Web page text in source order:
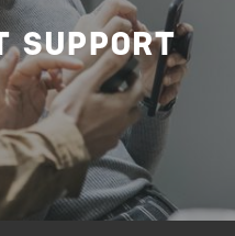
SUPPORT